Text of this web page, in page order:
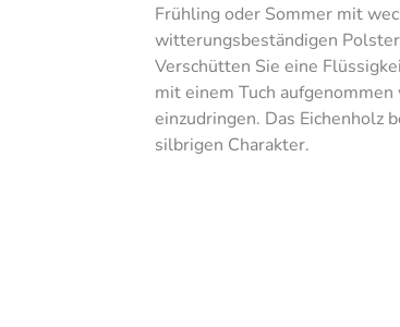
Frühling oder Sommer mit
witterungsbeständigen
Verschütten Sie eine
mit einem Tuch
einzudringen. Das Eichenholz
silbrigen Charakter.